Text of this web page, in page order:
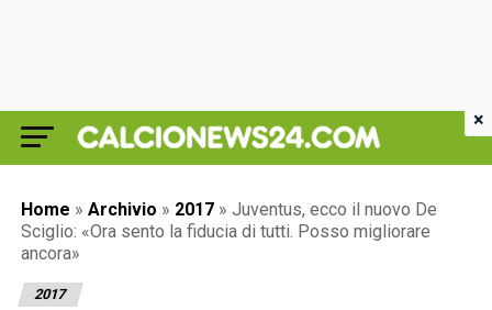
Home » Archivio » 2017 » Juventus, ecco il nuovo De
Sciglio: «Ora sento la fiducia di tutti. Posso migliorare
ancora»
2017
×